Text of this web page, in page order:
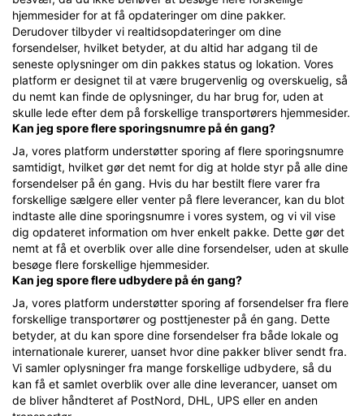
hjemmesider for at få opdateringer om dine pakker.
Derudover tilbyder vi realtidsopdateringer om dine
forsendelser, hvilket betyder, at du altid har adgang til de
seneste oplysninger om din pakkes status og lokation. Vores
platform er designet til at være brugervenlig og overskuelig, så
du nemt kan finde de oplysninger, du har brug for, uden at
skulle lede efter dem på forskellige transportørers hjemmesider.
Kan jeg spore flere sporingsnumre på én gang?
Ja, vores platform understøtter sporing af flere sporingsnumre
samtidigt, hvilket gør det nemt for dig at holde styr på alle dine
forsendelser på én gang. Hvis du har bestilt flere varer fra
forskellige sælgere eller venter på flere leverancer, kan du blot
indtaste alle dine sporingsnumre i vores system, og vi vil vise
dig opdateret information om hver enkelt pakke. Dette gør det
nemt at få et overblik over alle dine forsendelser, uden at skulle
besøge flere forskellige hjemmesider.
Kan jeg spore flere udbydere på én gang?
Ja, vores platform understøtter sporing af forsendelser fra flere
forskellige transportører og posttjenester på én gang. Dette
betyder, at du kan spore dine forsendelser fra både lokale og
internationale kurerer, uanset hvor dine pakker bliver sendt fra.
Vi samler oplysninger fra mange forskellige udbydere, så du
kan få et samlet overblik over alle dine leverancer, uanset om
de bliver håndteret af PostNord, DHL, UPS eller en anden